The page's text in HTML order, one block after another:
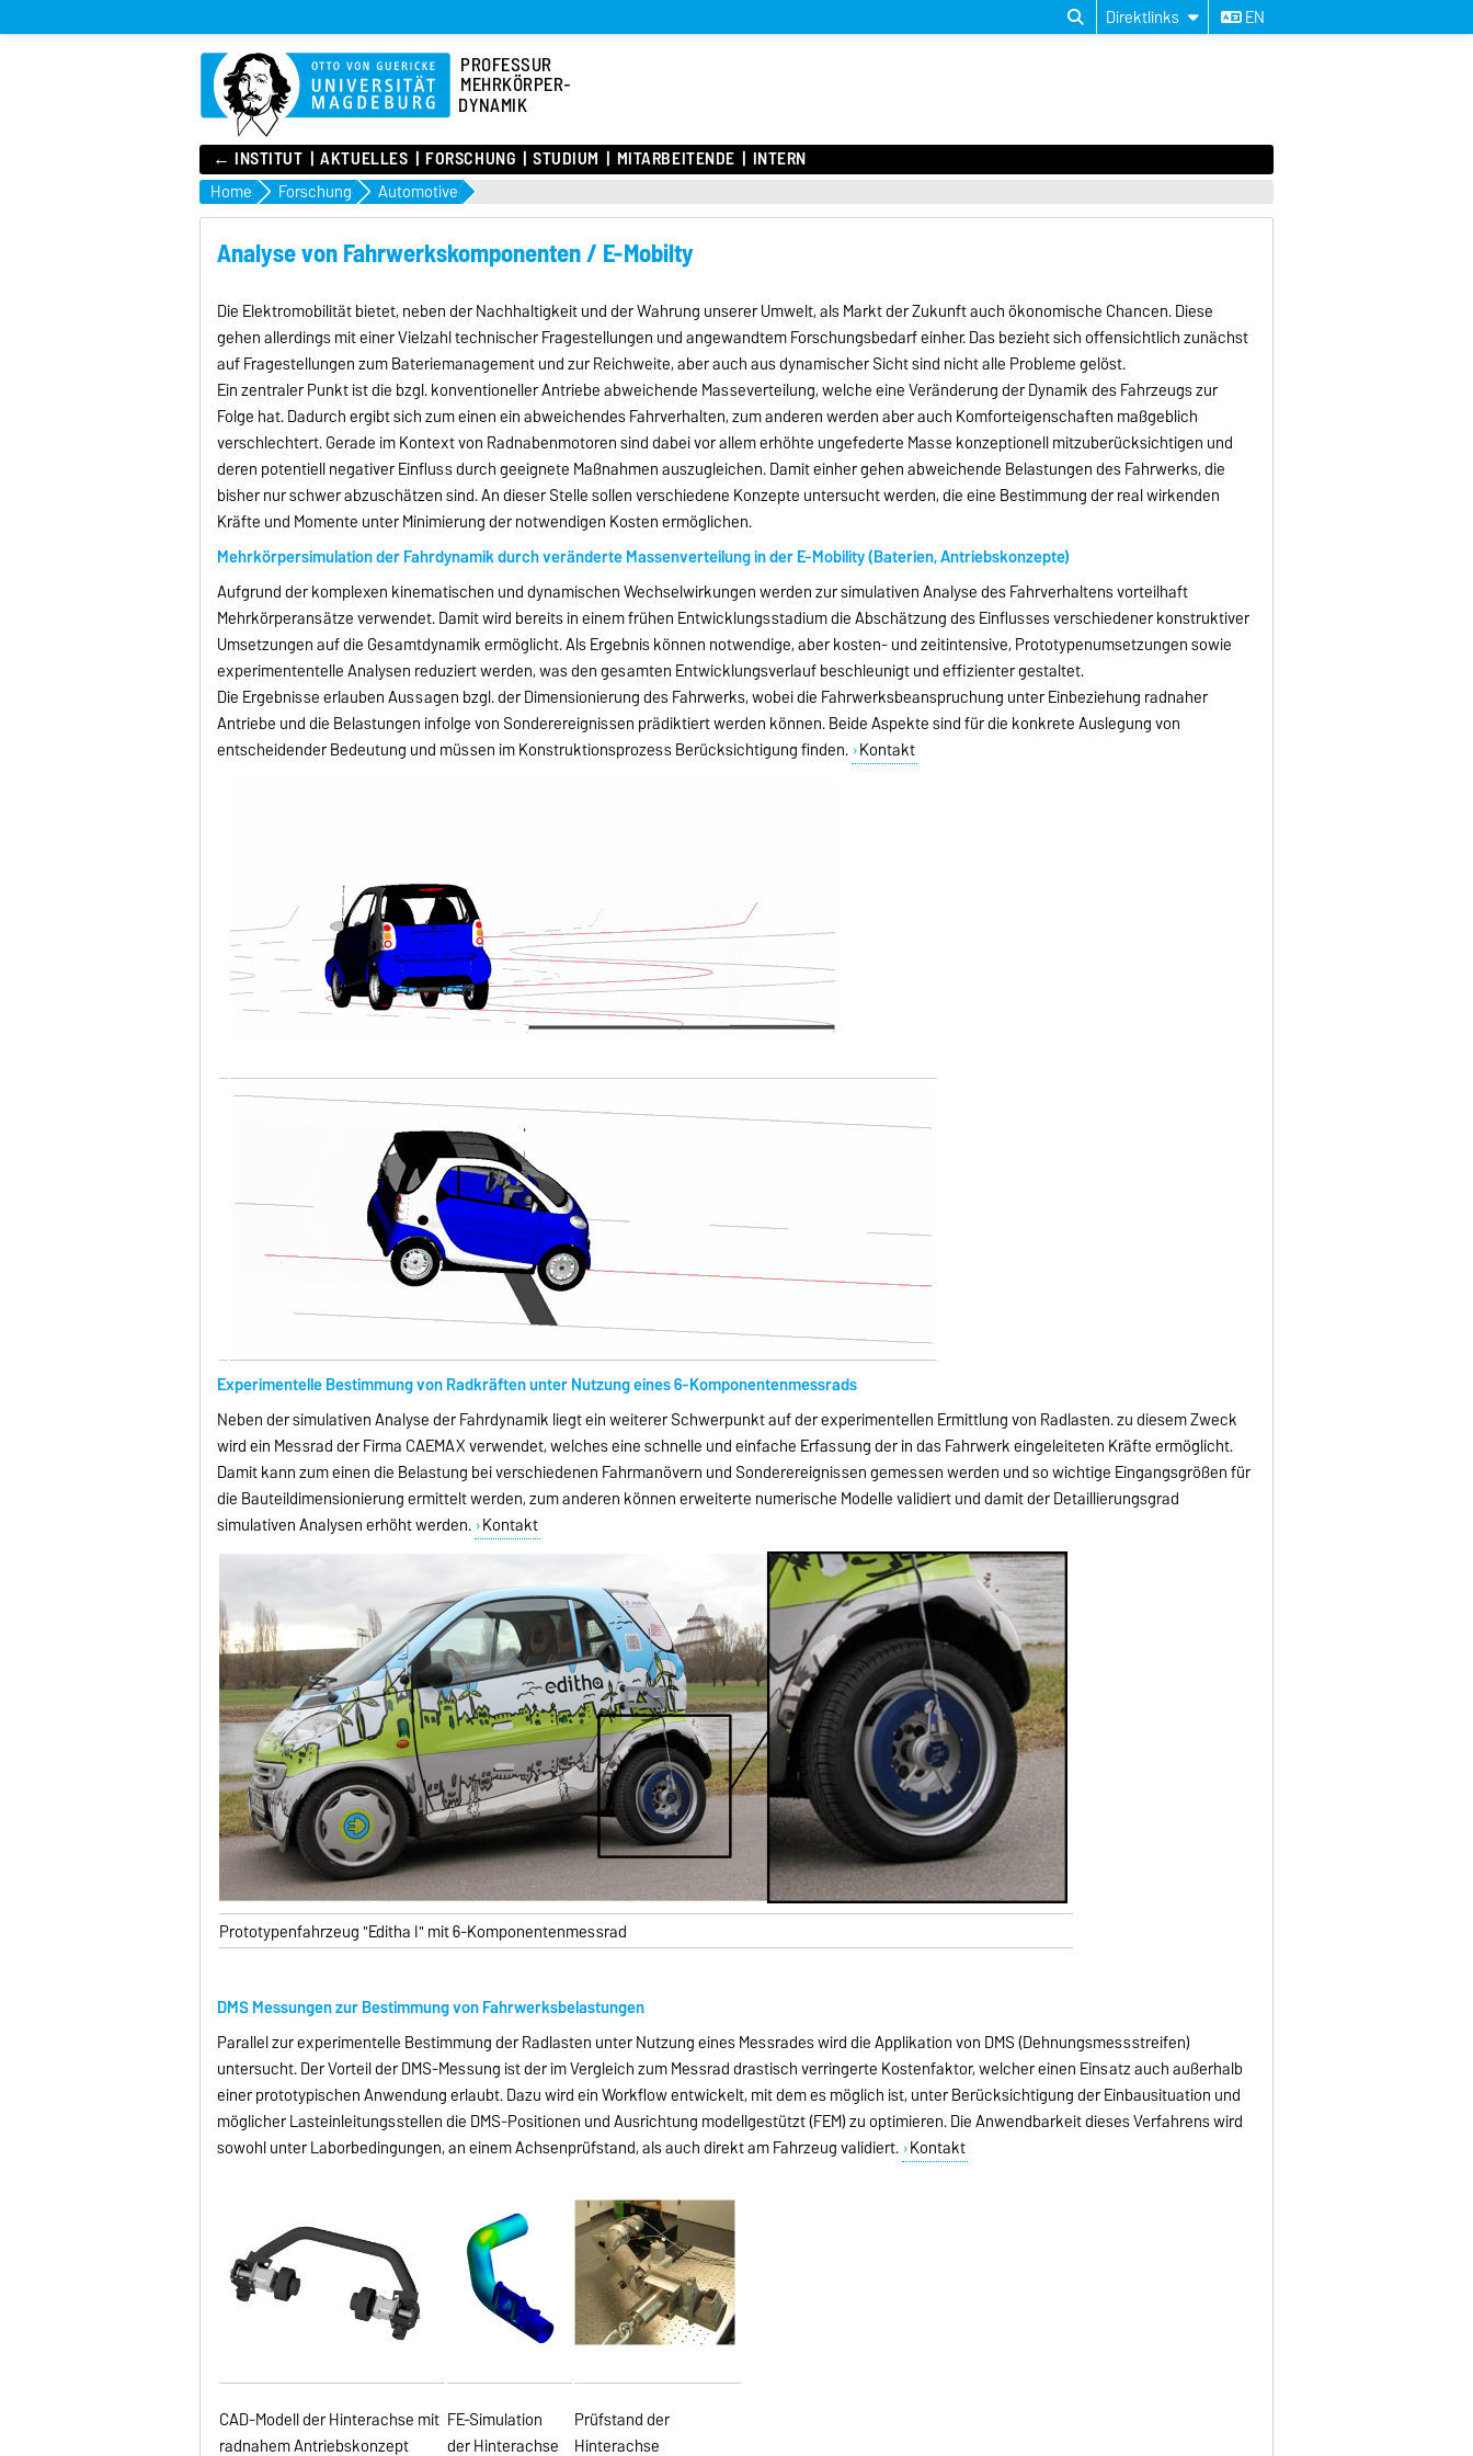
Direktlinks EN
PROFESSUR
MEHRKÖRPER-
DYNAMIK
← INSTITUT AKTUELLES FORSCHUNG STUDIUM MITARBEITENDE INTERN
Home Forschung Automotive
Analyse von Fahrwerkskomponenten / E-Mobilty
Die Elektromobilität bietet, neben der Nachhaltigkeit und der Wahrung unserer Umwelt, als Markt der Zukunft auch ökonomische Chancen. Diese
gehen allerdings mit einer Vielzahl technischer Fragestellungen und angewandtem Forschungsbedarf einher. Das bezieht sich offensichtlich zunächst
auf Fragestellungen zum Bateriemanagement und zur Reichweite, aber auch aus dynamischer Sicht sind nicht alle Probleme gelöst.
Ein zentraler Punkt ist die bzgl. konventioneller Antriebe abweichende Masseverteilung, welche eine Veränderung der Dynamik des Fahrzeugs zur
Folge hat. Dadurch ergibt sich zum einen ein abweichendes Fahrverhalten, zum anderen werden aber auch Komforteigenschaften maßgeblich
verschlechtert. Gerade im Kontext von Radnabenmotoren sind dabei vor allem erhöhte ungefederte Masse konzeptionell mitzuberücksichtigen und
deren potentiell negativer Einfluss durch geeignete Maßnahmen auszugleichen. Damit einher gehen abweichende Belastungen des Fahrwerks, die
bisher nur schwer abzuschätzen sind. An dieser Stelle sollen verschiedene Konzepte untersucht werden, die eine Bestimmung der real wirkenden
Kräfte und Momente unter Minimierung der notwendigen Kosten ermöglichen.
Mehrkörpersimulation der Fahrdynamik durch veränderte Massenverteilung in der E-Mobility (Baterien, Antriebskonzepte)
Aufgrund der komplexen kinematischen und dynamischen Wechselwirkungen werden zur simulativen Analyse des Fahrverhaltens vorteilhaft
Mehrkörperansätze verwendet. Damit wird bereits in einem frühen Entwicklungsstadium die Abschätzung des Einflusses verschiedener konstruktiver
Umsetzungen auf die Gesamtdynamik ermöglicht. Als Ergebnis können notwendige, aber kosten- und zeitintensive, Prototypenumsetzungen sowie
experimententelle Analysen reduziert werden, was den gesamten Entwicklungsverlauf beschleunigt und effizienter gestaltet.
Die Ergebnisse erlauben Aussagen bzgl. der Dimensionierung des Fahrwerks, wobei die Fahrwerksbeanspruchung unter Einbeziehung radnaher
Antriebe und die Belastungen infolge von Sonderereignissen prädiktiert werden können. Beide Aspekte sind für die konkrete Auslegung von
entscheidender Bedeutung und müssen im Konstruktionsprozess Berücksichtigung finden. Kontakt
Experimentelle Bestimmung von Radkräften unter Nutzung eines 6-Komponentenmessrads
Neben der simulativen Analyse der Fahrdynamik liegt ein weiterer Schwerpunkt auf der experimentellen Ermittlung von Radlasten. zu diesem Zweck
wird ein Messrad der Firma CAEMAX verwendet, welches eine schnelle und einfache Erfassung der in das Fahrwerk eingeleiteten Kräfte ermöglicht.
Damit kann zum einen die Belastung bei verschiedenen Fahrmanövern und Sonderereignissen gemessen werden und so wichtige Eingangsgrößen für
die Bauteildimensionierung ermittelt werden, zum anderen können erweiterte numerische Modelle validiert und damit der Detaillierungsgrad
simulativen Analysen erhöht werden. Kontakt
Prototypenfahrzeug "Editha I" mit 6-Komponentenmessrad
DMS Messungen zur Bestimmung von Fahrwerksbelastungen
Parallel zur experimentelle Bestimmung der Radlasten unter Nutzung eines Messrades wird die Applikation von DMS (Dehnungsmessstreifen)
untersucht. Der Vorteil der DMS-Messung ist der im Vergleich zum Messrad drastisch verringerte Kostenfaktor, welcher einen Einsatz auch außerhalb
einer prototypischen Anwendung erlaubt. Dazu wird ein Workflow entwickelt, mit dem es möglich ist, unter Berücksichtigung der Einbausituation und
möglicher Lasteinleitungsstellen die DMS-Positionen und Ausrichtung modellgestützt (FEM) zu optimieren. Die Anwendbarkeit dieses Verfahrens wird
sowohl unter Laborbedingungen, an einem Achsenprüfstand, als auch direkt am Fahrzeug validiert. Kontakt
CAD-Modell der Hinterachse mit
radnahem Antriebskonzept
FE-Simulation
der Hinterachse
Prüfstand der
Hinterachse